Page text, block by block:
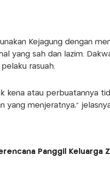
Kejagung dengan
yang sah dan lazim.
rasuah.
kena atau perbuatannya
yang menjeratnya,"
Panggil Keluarga